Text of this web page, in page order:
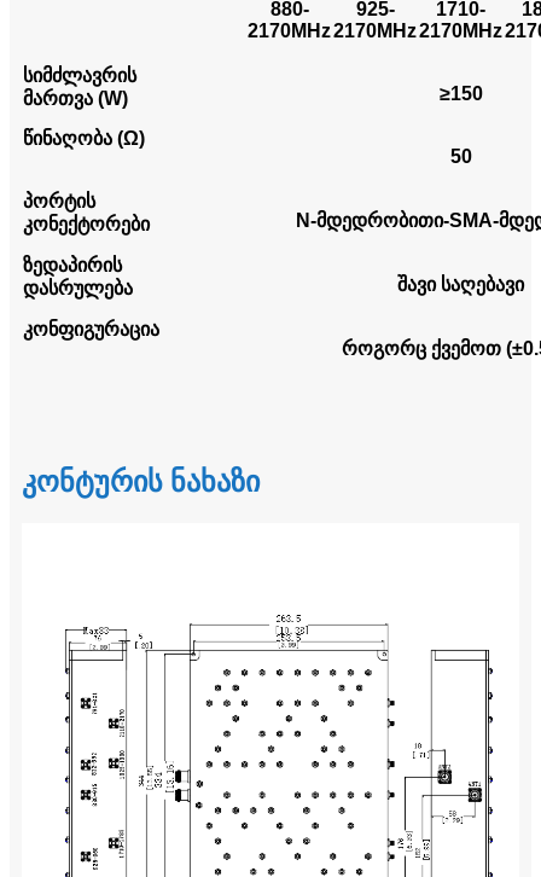
880-
2170MHz
925-
2170MHz
1710-
2170MHz
სიმძლავრის
მართვა (W)
≥150
წინაღობა (Ω)
50
პორტის
კონექტორები
N-მდედრობითი-SMA-
ზედაპირის
დასრულება
შავი საღებავი
კონფიგურაცია
როგორც ქვემოთ
კონტურის ნახაზი